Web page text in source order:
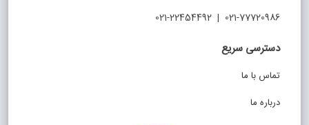
021-77720986 | 021-22454492
دسترسی سریع
تماس با ما
درباره ما